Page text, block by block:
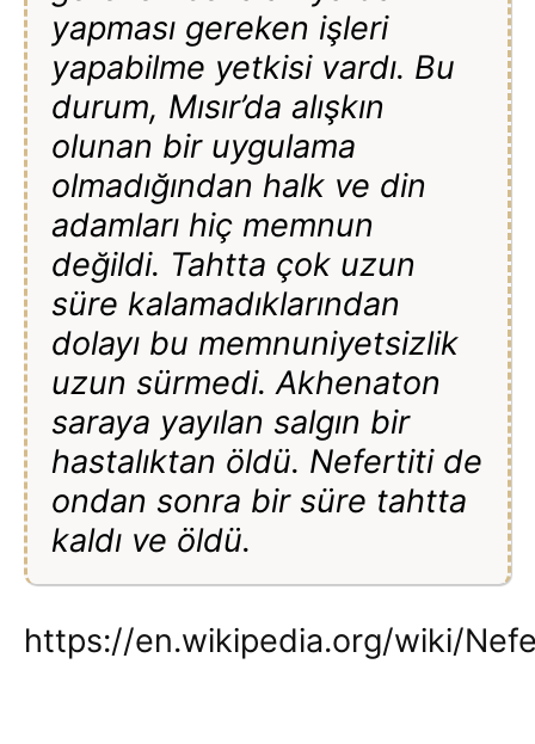
yapması gereken işleri
yapabilme yetkisi vardı. Bu
durum, Mısır’da alışkın
olunan bir uygulama
olmadığından halk ve din
adamları hiç memnun
değildi. Tahtta çok uzun
süre kalamadıklarından
dolayı bu memnuniyetsizlik
uzun sürmedi. Akhenaton
saraya yayılan salgın bir
hastalıktan öldü. Nefertiti de
ondan sonra bir süre tahtta
kaldı ve öldü.
https://en.wikipedia.org/wiki/